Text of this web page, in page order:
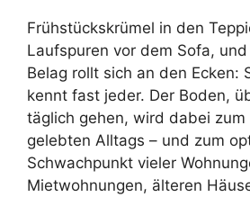
Frühstückskrümel in den
Laufspuren vor dem Sofa,
Belag rollt sich an den Ecken:
kennt fast jeder. Der Boden,
täglich gehen, wird dabei zum
gelebten Alltags – und zum
Schwachpunkt vieler
Mietwohnungen, älteren